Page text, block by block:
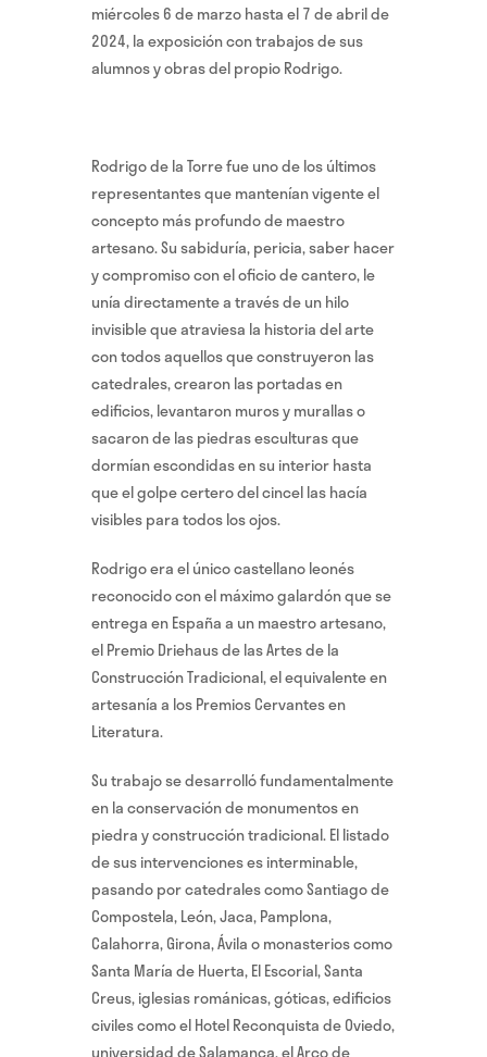
miércoles 6 de marzo hasta el 7 de abril de
2024,la exposición con trabajos de sus
alumnos y obras del propio Rodrigo.
Rodrigo de la Torre fue uno de los últimos
representantes que mantenían vigente el
concepto más profundo de maestro
artesano. Su sabiduría, pericia, saber hacer
y compromiso con el oficio de cantero, le
unía directamente a través de un hilo
invisible que atraviesa la historia del arte
con todos aquellos que construyeron las
catedrales, crearon las portadas en
edificios, levantaron muros y murallas o
sacaron de las piedras esculturas que
dormían escondidas en su interior hasta
que el golpe certero del cincel las hacía
visibles para todos los ojos.
Rodrigo era el único castellano leonés
reconocido con el máximo galardón que se
entrega en España a un maestro artesano,
el Premio Driehaus de las Artes de la
Construcción Tradicional, el equivalente en
artesanía a los Premios Cervantes en
Literatura.
Su trabajo se desarrolló fundamentalmente
en la conservación de monumentos en
piedra y construcción tradicional. El listado
de sus intervenciones es interminable,
pasando por catedrales como Santiago de
Compostela, León, Jaca, Pamplona,
Calahorra, Girona, Ávila o monasterios como
Santa María de Huerta, El Escorial, Santa
Creus, iglesias románicas, góticas, edificios
civiles como el Hotel Reconquista de Oviedo,
universidad de Salamanca, el Arco de